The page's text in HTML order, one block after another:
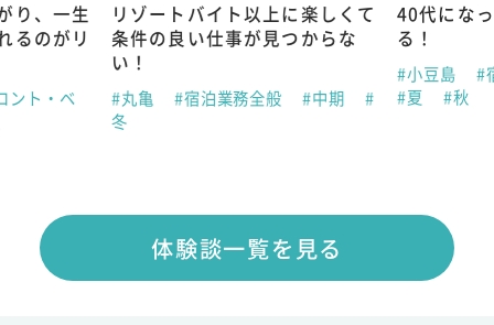
り、一生
るのがリ
ント・ベ
リゾートバイト以上に楽しくて
条件の良い仕事が見つからな
い！
#丸亀 #宿泊業務全般 #中期
#
冬
40代にな
る！
#小豆島
#
#夏
#秋
体験談一覧を見る